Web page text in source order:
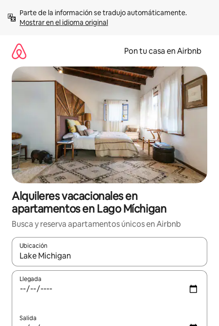
contenidoMostrar en el idioma original
Pon tu casa en Airbnb
Alquileres vacacionales en
apartamentos en Lago Míchigan
Busca y reserva apartamentos únicos en Airbnb
Ubicación
Cuando los resultados estén disponibles, navega con las
Llegada
Salida